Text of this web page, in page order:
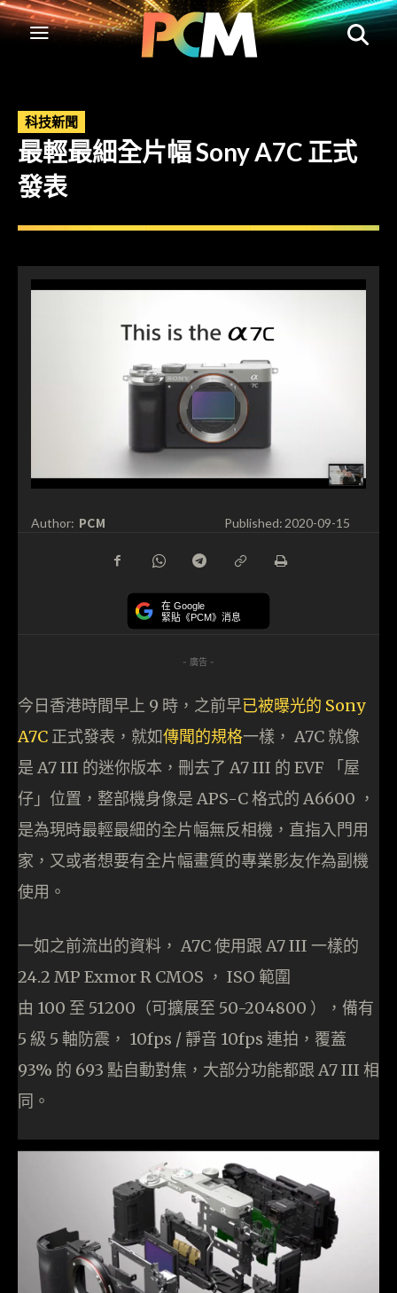
科技新聞
最輕最細全片幅 Sony A7C 正式
發表
Author: PCM Published:2020-09-15
在 Google
緊貼《PCM》消息
- 廣告 -
今日香港時間早上 9 時，之前早已被曝光的 Sony
A7C 正式發表，就如傳聞的規格一樣， A7C 就像
是 A7 III 的迷你版本，刪去了 A7 III 的 EVF 「屋
仔」位置，整部機身像是 APS-C 格式的 A6600 ，
是為現時最輕最細的全片幅無反相機，直指入門用
家，又或者想要有全片幅畫質的專業影友作為副機
使用。
一如之前流出的資料， A7C 使用跟 A7 III 一樣的
24.2 MP Exmor R CMOS ， ISO 範圍
由 100 至 51200（可擴展至 50-204800 ），備有
5 級 5 軸防震， 10fps / 靜音 10fps 連拍，覆蓋
93% 的 693 點自動對焦，大部分功能都跟 A7 III 相
同。